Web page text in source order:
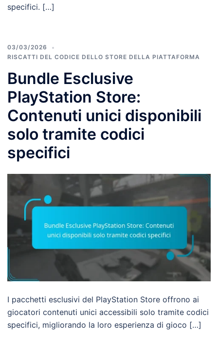
specifici. […]
03/03/2026
RISCATTI DEL CODICE DELLO STORE DELLA PIATTAFORMA
Bundle Esclusive
PlayStation Store:
Contenuti unici disponibili
solo tramite codici
specifici
I pacchetti esclusivi del PlayStation Store offrono ai
giocatori contenuti unici accessibili solo tramite codici
specifici, migliorando la loro esperienza di gioco […]